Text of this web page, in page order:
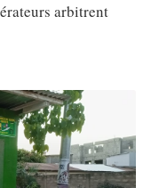
arbitrent